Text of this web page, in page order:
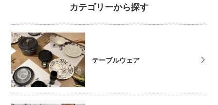
カテゴリーから探す
テーブルウェア